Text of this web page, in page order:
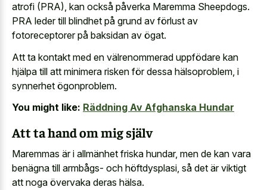
atrofi (PRA), kan också påverka Maremma Sheepdogs.
PRA leder till blindhet på grund av förlust av
fotoreceptorer på baksidan av ögat.
Att ta kontakt med en välrenommerad uppfödare kan
hjälpa till att minimera risken för dessa hälsoproblem, i
synnerhet ögonproblem.
You might like: Räddning Av Afghanska Hundar
Att ta hand om mig själv
Maremmas är i allmänhet friska hundar, men de kan vara
benägna till armbågs- och höftdysplasi, så det är viktigt
att noga övervaka deras hälsa.